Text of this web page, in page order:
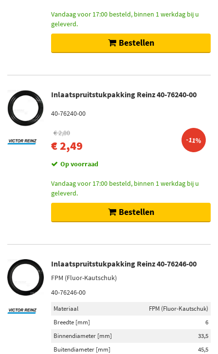
Vandaag voor 17:00 besteld, binnen 1 werkdag bij u
geleverd.
Bestellen
Inlaatspruitstukpakking Reinz 40-76240-00
40-76240-00
€ 2,80
€ 2,49 -11%
Op voorraad
Vandaag voor 17:00 besteld, binnen 1 werkdag bij u
geleverd.
Bestellen
Inlaatspruitstukpakking Reinz 40-76246-00
FPM (Fluor-Kautschuk)
40-76246-00
Materiaal
FPM (Fluor-Kautschuk)
Breedte [mm]
6
Binnendiameter [mm]
33,5
Buitendiameter [mm]
45,5